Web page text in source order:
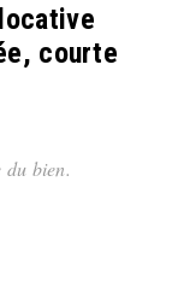
courte
bien.